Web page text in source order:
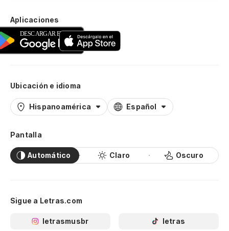
Aplicaciones
Ubicación e idioma
Hispanoamérica Español
Pantalla
Automático Claro Oscuro
Sigue a Letras.com
letrasmusbr letras